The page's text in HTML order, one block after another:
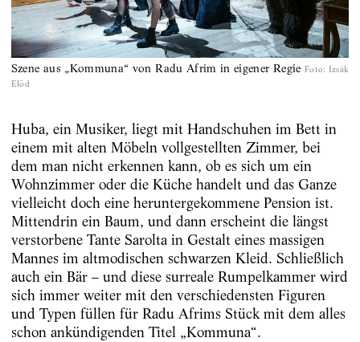
Szene aus „Kommuna“ von Radu Afrim in eigener Regie Foto: Izsák
Elöd
Huba, ein Musiker, liegt mit Handschuhen im Bett in
einem mit alten Möbeln vollgestellten Zimmer, bei
dem man nicht erkennen kann, ob es sich um ein
Wohnzimmer oder die Küche handelt und das Ganze
vielleicht doch eine heruntergekommene Pension ist.
Mittendrin ein Baum, und dann erscheint die längst
verstorbene Tante Sarolta in Gestalt eines massigen
Mannes im altmodischen schwarzen Kleid. Schließlich
auch ein Bär – und diese surreale Rumpelkammer wird
sich immer weiter mit den verschiedensten Figuren
und Typen füllen für Radu Afrims Stück mit dem alles
schon ankündigenden Titel „Kommuna“.